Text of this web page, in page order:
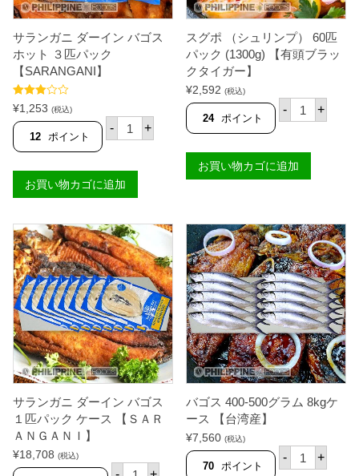
サランガニ ダーイン バゴス
ホット ３匹パック
【SARANGANI】
5段階中
3.50の
評価
¥1,253 (税込)
12 ポイント
- サ
ラ
ニ
ダ
ー
ン
バ
ゴ
ス
ホ
ッ
ト
３
匹
パ
ッ
ク
【
A
R
A
A
+
お買い物カゴに追加
スグポ （シュリンプ） 60匹
パック (1300g) 【有頭ブラッ
クタイガー】
¥2,592 (税込)
24 ポイント
- ス
グ
シ
ュ
リ
6
0
匹
パ
ッ
ク
(
1
3
0
0
g
)
【
有
ラ
ッ
+
お買い物カゴに追加
サランガニ ダーイン バゴス
１匹パック ケース 【ＳＡＲ
ＡＮＧＡＮＩ】
¥18,708 (税込)
サ
バゴス 400-500グラム 8kgケ
ース 【台湾産】
¥7,560 (税込)
70 ポイント
- バ
ゴ
+